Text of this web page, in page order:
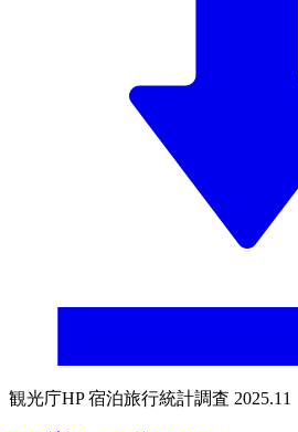
観光庁HP 宿泊旅行統計調査 2025.11